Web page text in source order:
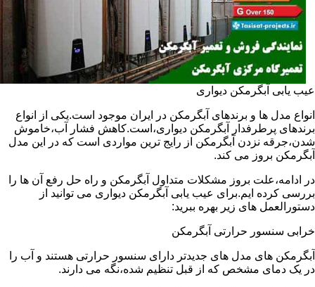
عیب یابی آبگرمکن دیواری
انواع مدل ها و برندهای آبگرمکن در ایران موجود است.یکی از انواع
برندهای پرطرفدار آبگرمکن دیواری،است.کاهش فشار آب،خاموش
شدن،جرقه نزدن آبگرمکن از رایج ترین مواردی است که در این مدل
آبگرمکن بروز می کند.
در ادامه،علت بروز مشکلات متداول آبگرمکن و راه حل رفع آن ها را
بررسی کرده ایم.برای عیب یابی آبگرمکن دیواری می توانید از
دستورالعمل های زیر بهره ببرید:
خرابی سنسور حرارتی آبگرمکن
آبگرمکن های مدل های جدیدتر دارای سنسور حرارتی هستند و آب را
در یک دمای مشخص که از قبل تنظیم شده،نگه می دارند.